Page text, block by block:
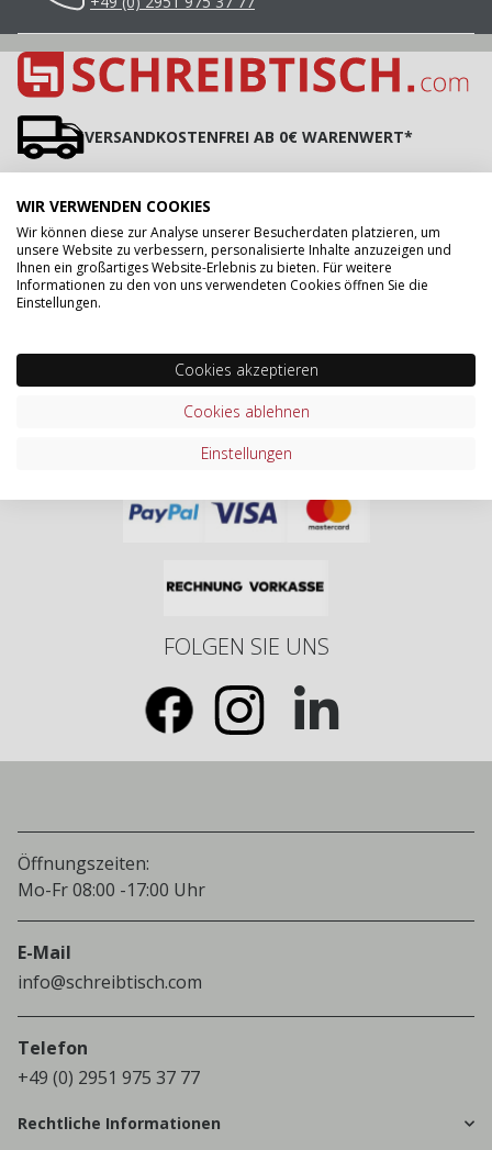
VERSANDKOSTENFREI AB 0€ WARENWERT*
ZERTIFIZIERUNGEN & PARTNER
ONLINE BEZAHLEN MIT
FOLGEN SIE UNS
Öffnungszeiten:
Mo-Fr 08:00 -17:00 Uhr
E-Mail
info@schreibtisch.com
Telefon
+49 (0) 2951 975 37 77
Rechtliche Informationen
WIR VERWENDEN COOKIES
Wir können diese zur Analyse unserer Besucherdaten platzieren, um
unsere Website zu verbessern, personalisierte Inhalte anzuzeigen und
Ihnen ein großartiges Website-Erlebnis zu bieten. Für weitere
Informationen zu den von uns verwendeten Cookies öffnen Sie die
Einstellungen.
Cookies akzeptieren
Cookies ablehnen
Einstellungen